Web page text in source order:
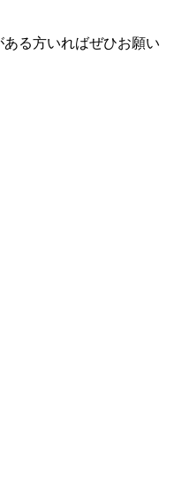
る方いればぜひお願い